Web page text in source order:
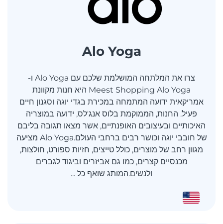
Alo Yoga
צרו את המלתחה המושלמת שלכם עם Alo Yoga ו-
Meest Shopping Alo Yoga היא חנות מקוונת
אמריקאית ידועה המתמחה במכירת בגדי יוגה וסגנון חיים
פעיל. החנות, הממוקמת בלוס אנג'לס, ידועה במוצריה
האיכותיים ובעיצובים האופנתיים, אשר מצאו תגובה בליבם
של חובבי יוגה וכושר רבים ברחבי העולם.Alo Yoga מציעה
מגוון רחב של מוצרים, כולל טייצים, חזיות ספורט, חולצות,
מכנסיים קצרים, כמו גם אביזרים וביגוד לגברים
ולנשים.המותג שואף כל ...